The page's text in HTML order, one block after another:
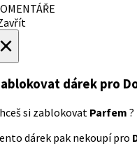
dárek pro
si zablokovat Parfem ?
dárek pak nekoupí pro